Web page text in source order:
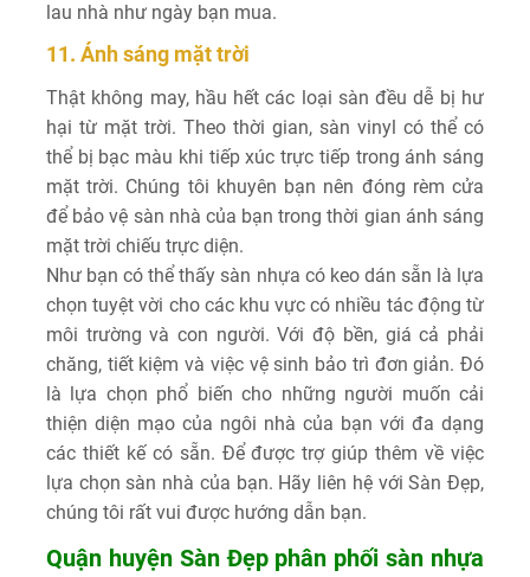
lau nhà như ngày bạn mua.
11. Ánh sáng mặt trời
Thật không may, hầu hết các loại sàn đều dễ bị hư
hại từ mặt trời. Theo thời gian, sàn vinyl có thể có
thể bị bạc màu khi tiếp xúc trực tiếp trong ánh sáng
mặt trời. Chúng tôi khuyên bạn nên đóng rèm cửa
để bảo vệ sàn nhà của bạn trong thời gian ánh sáng
mặt trời chiếu trực diện.
Như bạn có thể thấy sàn nhựa có keo dán sẵn là lựa
chọn tuyệt vời cho các khu vực có nhiều tác động từ
môi trường và con người. Với độ bền, giá cả phải
chăng, tiết kiệm và việc vệ sinh bảo trì đơn giản. Đó
là lựa chọn phổ biến cho những người muốn cải
thiện diện mạo của ngôi nhà của bạn với đa dạng
các thiết kế có sẵn. Để được trợ giúp thêm về việc
lựa chọn sàn nhà của bạn. Hãy liên hệ với Sàn Đẹp,
chúng tôi rất vui được hướng dẫn bạn.
Quận huyện Sàn Đẹp phân phối sàn nhựa